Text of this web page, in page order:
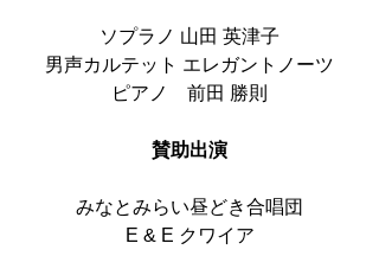
ソプラノ 山田 英津子
男声カルテット エレガントノーツ
ピアノ　前田 勝則
賛助出演
みなとみらい昼どき合唱団
E & E クワイア